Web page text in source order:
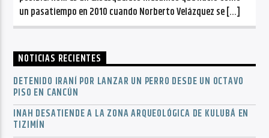
un pasatiempo en 2010 cuando Norberto Velázquez se […]
NOTICIAS RECIENTES
DETENIDO IRANÍ POR LANZAR UN PERRO DESDE UN OCTAVO
PISO EN CANCÚN
INAH DESATIENDE A LA ZONA ARQUEOLÓGICA DE KULUBÁ EN
TIZIMÍN